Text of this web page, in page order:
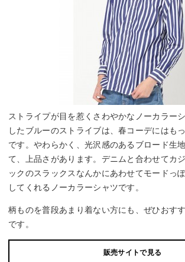
ストライプが目を惹くさわやかなノーカラー
したブルーのストライブは、春コーデにはも
です。やわらかく、光沢感のあるブロード生
て、上品さがあります。デニムと合わせてカ
ックのスラックスなんかにあわせてモードっ
してくれるノーカラーシャツです。
柄ものを普段あまり着ない方にも、ぜひおす
です。
販売サイトで見る